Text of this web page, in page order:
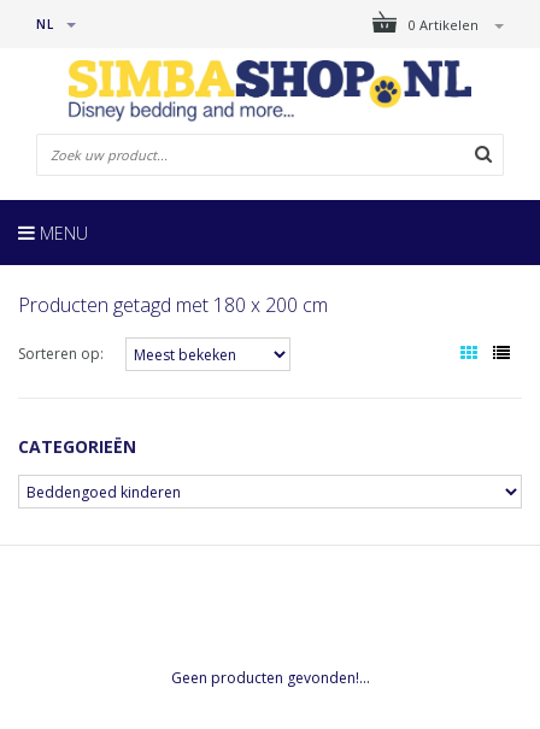
0 Artikelen
NL
MENU
Producten getagd met 180 x 200 cm
Sorteren op:
CATEGORIEËN
Geen producten gevonden!...